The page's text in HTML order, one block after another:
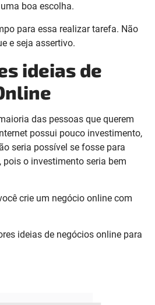
boa escolha.
para essa realizar tarefa. Não
e seja assertivo.
ideias de
das pessoas que querem
possui pouco investimento,
seria possível se fosse para
o investimento seria bem
crie um negócio online com
ideias de negócios online para